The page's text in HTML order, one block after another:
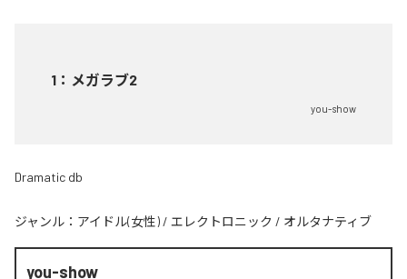
1 ： メガラブ2
you-show
Dramatic db
ジャンル： アイドル(女性) / エレクトロニック / オルタナティブ
you-show